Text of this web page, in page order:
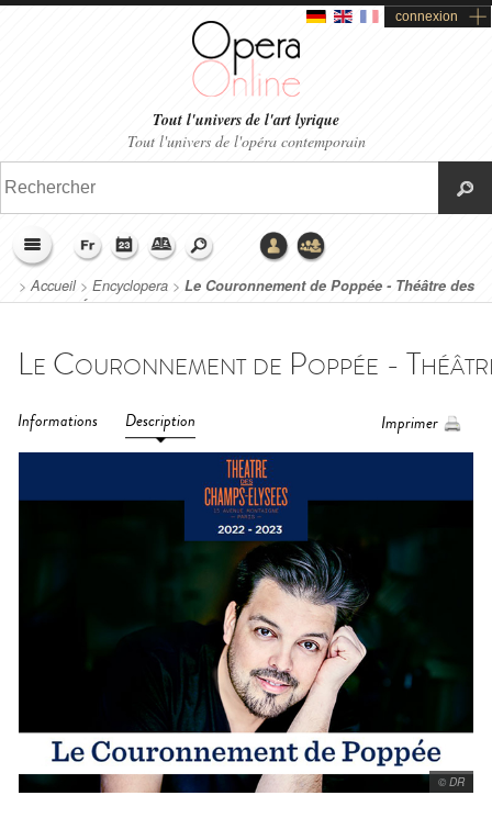
connexion
Tout l'univers de l'art lyrique
Tout l'univers de l'opéra contemporain
>Accueil> Encyclopera > Le Couronnement de Poppée - Théâtre des
Champs-Élysées (2023)
Informations Description Imprimer
© DR